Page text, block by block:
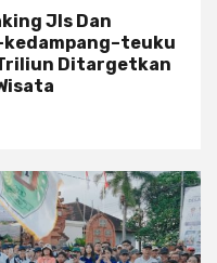
Jls Dan
Ditargetkan